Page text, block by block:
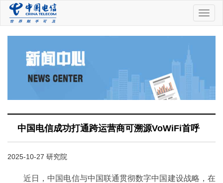
中
国
中国电信成功打通跨运营商可溯源VoWiFi首呼
2025-10-27 研究院
近日，中国电信与中国联通贯彻数字中国建设战略，在